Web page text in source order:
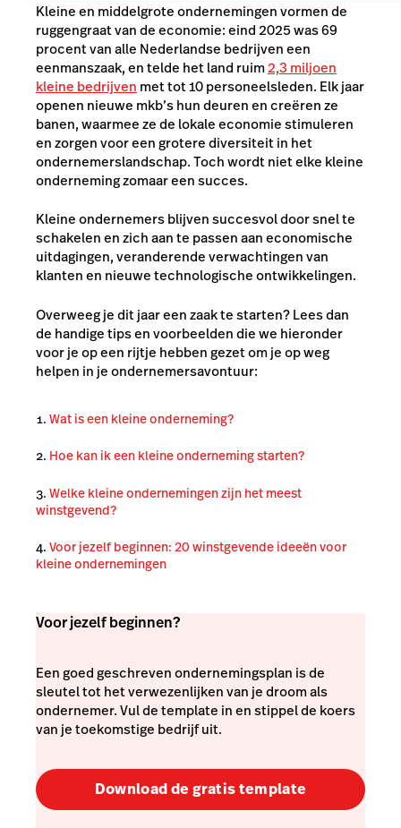
Kleine en middelgrote ondernemingen vormen de
ruggengraat van de economie: eind 2025 was 69
procent van alle Nederlandse bedrijven een
eenmanszaak, en telde het land ruim2,3 miljoen
kleine bedrijven met tot 10 personeelsleden. Elk jaar
openen nieuwe mkb’s hun deuren en creëren ze
banen, waarmee ze de lokale economie stimuleren
en zorgen voor een grotere diversiteit in het
ondernemerslandschap. Toch wordt niet elke kleine
onderneming zomaar een succes.
Kleine ondernemers blijven succesvol door snel te
schakelen en zich aan te passen aan economische
uitdagingen, veranderende verwachtingen van
klanten en nieuwe technologische ontwikkelingen.
Overweeg je dit jaar een zaak te starten? Lees dan
de handige tips en voorbeelden die we hieronder
voor je op een rijtje hebben gezet om je op weg
helpen in je ondernemersavontuur:
Wat is een kleine onderneming?
Hoe kan ik een kleine onderneming starten?
Welke kleine ondernemingen zijn het meest
winstgevend?
Voor jezelf beginnen: 20 winstgevende ideeën voor
kleine ondernemingen
Voor jezelf beginnen?
Een goed geschreven ondernemingsplan is de
sleutel tot het verwezenlijken van je droom als
ondernemer. Vul de template in en stippel de koers
van je toekomstige bedrijf uit.
Download de gratis template